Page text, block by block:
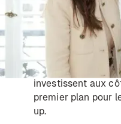
plus de 15
affiche 80% de
sauvages en 6
Aujourd’hui,
3,4 millions
investissent aux
premier plan pour
up.